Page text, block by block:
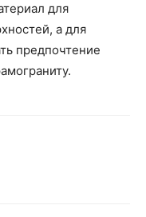
для
а для
предпочтение